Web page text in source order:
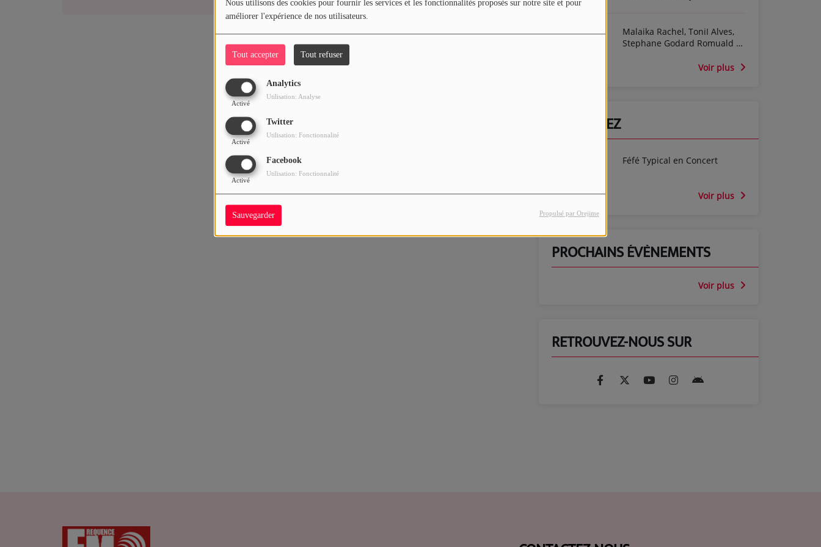
Nous utilisons des cookies pour fournir les services et les fonctionnalités proposés sur notre site et pour
améliorer l'expérience de nos utilisateurs.
Tout accepter Tout refuser
Analytics
Activé
Utilisation: Analyse
Twitter
Activé
Utilisation: Fonctionnalité
Facebook
Activé
Utilisation: Fonctionnalité
Sauvegarder Propulsé par Orejime
Malaika Rachel, ToniI Alves,
Stephane Godard Romuald et
dans l'émission Cine For Ever
Voir plus
PARTICIPEZ
Féfé Typical en Concert
Voir plus
PROCHAINS ÉVÈNEMENTS
Voir plus
RETROUVEZ-NOUS SUR